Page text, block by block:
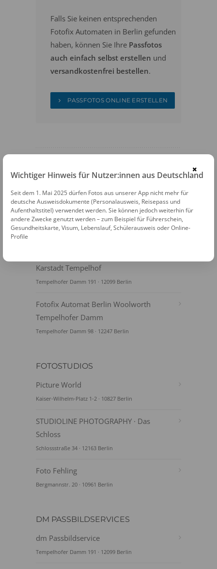
Falls Sie keinen entsprechenden
Fotofix Automaten in Berlin gefunden
haben, können Sie Ihre Passfotos
auch einfach selbst erstellen und
versandkostenfrei bestellen.
PASSFOTOS ONLINE ERSTELLEN
Fotofix Automat Berlin Kaufland
Tempelhof
Schöneberger Str. 2 · 12103 Berlin
Karstadt Tempelhof
Tempelhofer Damm 191 · 12099 Berlin
Fotofix Automat Berlin Woolworth
Tempelhofer Damm
Tempelhofer Damm 98 · 12247 Berlin
FOTOSTUDIOS
Picture World
Kaiser-Wilhelm-Platz 1-2 · 10827 Berlin
STUDIOLINE PHOTOGRAPHY · Das
Schloss
Schlossstraße 34 · 12163 Berlin
Foto Fehling
Bergmannstr. 20 · 10961 Berlin
DM PASSBILDSERVICES
dm Passbildservice
Tempelhofer Damm 191 · 12099 Berlin
×
Wichtiger Hinweis für Nutzer:innen aus Deutschland
Seit dem 1. Mai 2025 dürfen Fotos aus unserer App nicht mehr für
deutsche Ausweisdokumente (Personalausweis, Reisepass und
Aufenthaltstitel) verwendet werden. Sie können jedoch weiterhin für
andere Zwecke genutzt werden – zum Beispiel für Führerschein,
Gesundheitskarte, Visum, Lebenslauf, Schülerausweis oder Online-
Profile